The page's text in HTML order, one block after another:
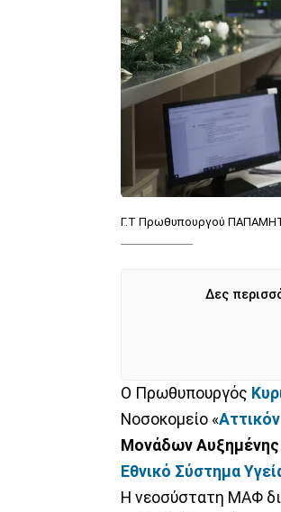
Γ.Τ Πρωθυπουργού
Δες
Ο Πρωθυπουργός
Νοσοκομείο «Αττικόν
Μονάδων Αυξημένης
Εθνικό Σύστημα
Η νεοσύστατη ΜΑΦ